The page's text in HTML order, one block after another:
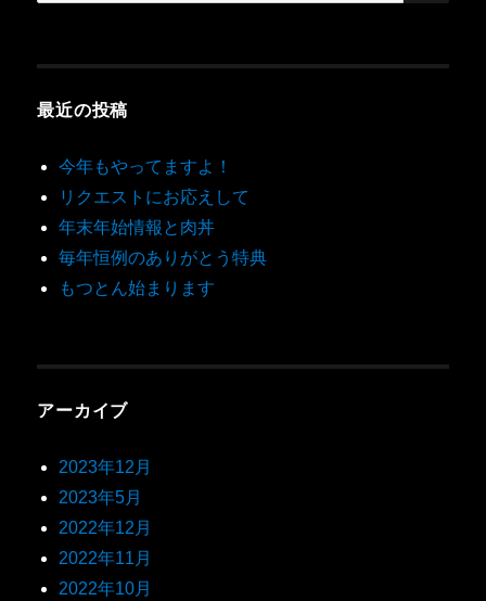
最近の投稿
今年もやってますよ！
リクエストにお応えして
年末年始情報と肉丼
毎年恒例のありがとう特典
もつとん始まります
アーカイブ
2023年12月
2023年5月
2022年12月
2022年11月
2022年10月